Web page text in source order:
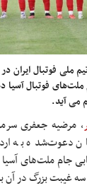
می آید.
، مرضیه جعفری
دعوت‌شده به
غیبت بزرگ در